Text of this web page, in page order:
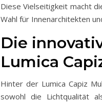
Diese Vielseitigkeit macht
Wahl für Innenarchitekten
Die
Lumica
Hinter der Lumica Capiz
sowohl die Lichtqualität